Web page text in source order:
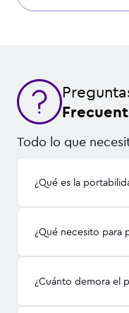
Todo lo que
¿Qué es la
¿Qué necesito para
¿Cuánto demora el